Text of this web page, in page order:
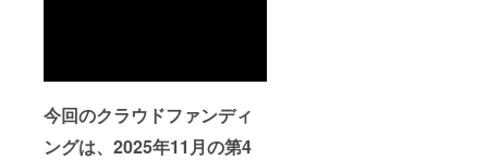
今回のクラウドファンディ
ングは、2025年11月の第4